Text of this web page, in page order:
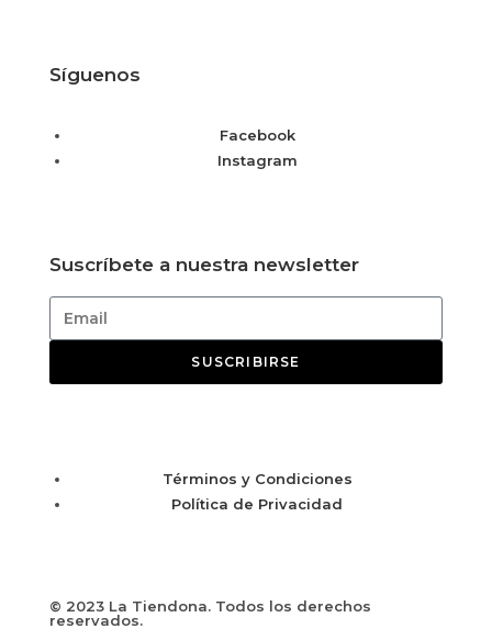
Síguenos
Facebook
Instagram
Suscríbete a nuestra newsletter
SUSCRIBIRSE
© 2023 La Tiendona. Todos los derechos
reservados.
Términos y Condiciones
Política de Privacidad